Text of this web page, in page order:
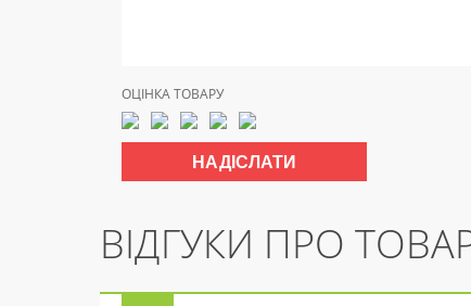
ОЦІНКА ТОВАРУ
ВІДГУКИ ПРО